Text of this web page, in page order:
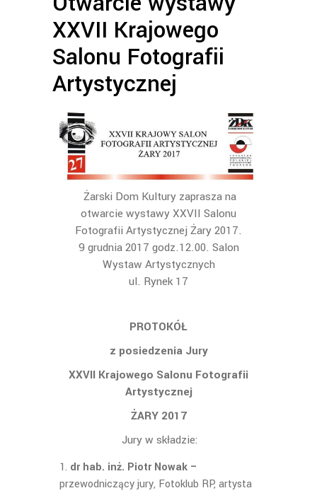
XXVII Krajowego
Salonu Fotografii
Artystycznej
Żarski Dom Kultury zaprasza na
otwarcie wystawy XXVII Salonu
Fotografii Artystycznej Żary 2017.
9 grudnia 2017 godz.12.00. Salon
Wystaw Artystycznych
ul. Rynek 17
PROTOKÓŁ
z posiedzenia Jury
XXVII Krajowego Salonu Fotografii
Artystycznej
ŻARY 2017
Jury w składzie:
dr hab. inż. Piotr Nowak –
przewodniczący jury, Fotoklub RP, artysta